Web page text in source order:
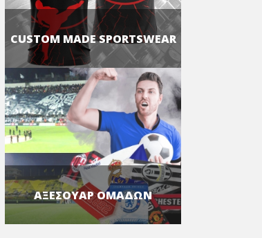
CUSTOM MADE SPORTSWEAR
ΑΞΕΣΟΥΑΡ ΟΜΑΔΩΝ